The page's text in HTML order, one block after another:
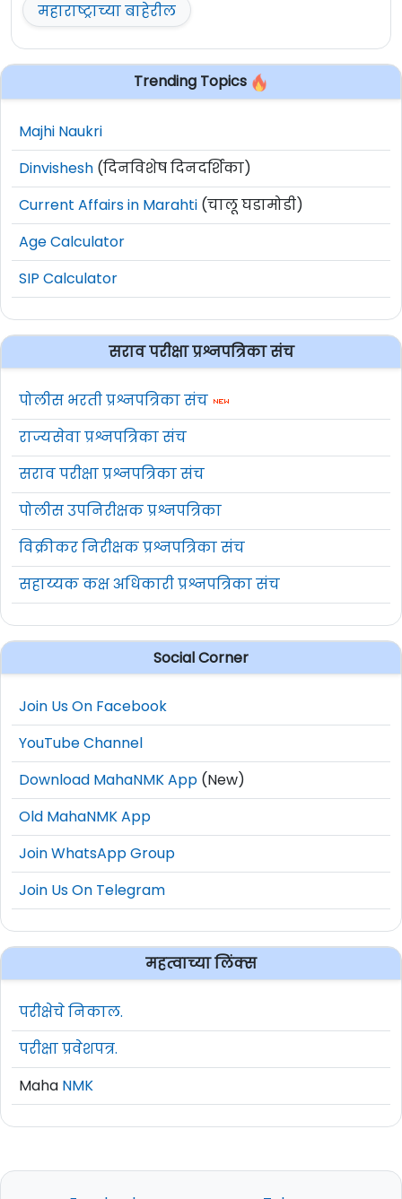
महाराष्ट्राच्या बाहेरील
Trending Topics
Majhi Naukri
Dinvishesh (दिनविशेष दिनदर्शिका)
Current Affairs in Marahti (चालू घडामोडी)
Age Calculator
SIP Calculator
सराव परीक्षा प्रश्नपत्रिका संच
पोलीस भरती प्रश्नपत्रिका संच
राज्यसेवा प्रश्नपत्रिका संच
सराव परीक्षा प्रश्नपत्रिका संच
पोलीस उपनिरीक्षक प्रश्नपत्रिका
विक्रीकर निरीक्षक प्रश्नपत्रिका संच
सहाय्यक कक्ष अधिकारी प्रश्नपत्रिका संच
Social Corner
Join Us On Facebook
YouTube Channel
Download MahaNMK App (New)
Old MahaNMK App
Join WhatsApp Group
Join Us On Telegram
महत्वाच्या लिंक्स
परीक्षेचे निकाल.
परीक्षा प्रवेशपत्र.
Maha NMK